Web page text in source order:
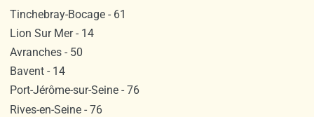
Tinchebray-Bocage - 61
Lion Sur Mer - 14
Avranches - 50
Bavent - 14
Port-Jérôme-sur-Seine - 76
Rives-en-Seine - 76